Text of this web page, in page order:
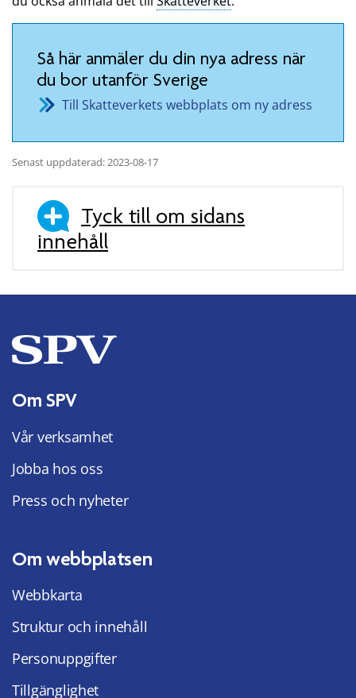
Så här anmäler du din nya adress när
du bor utanför Sverige
Till Skatteverkets webbplats om ny adress
Senast uppdaterad: 2023-08-17
Tyck till om sidans
innehåll
Om SPV
Vår verksamhet
Jobba hos oss
Press och nyheter
Om webbplatsen
Webbkarta
Struktur och innehåll
Personuppgifter
Tillgänglighet